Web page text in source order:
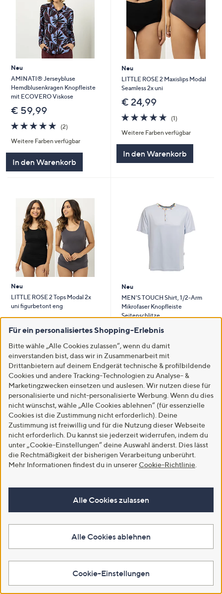
Neu
AMINATI® Jerseybluse
Hemdblusenkragen Knopfleiste
mit ECOVERO Viskose
€ 59,99
5.0
von
5
(2)
Weitere Farben verfügbar
In den Warenkorb
Neu
LITTLE ROSE 2 Maxislips Modal
Seamless 2x uni
€ 24,99
5.0
von
5
(1)
Weitere Farben verfügbar
In den Warenkorb
Neu
LITTLE ROSE 2 Tops Modal 2x
uni figurbetont eng
€ 37,99
5.0
von
2
Bewertungen
Weitere Farben verfügbar
In den Warenkorb
Neu
MEN'S TOUCH Shirt, 1/2-Arm
Mikrofaser Knopfleiste
Seitenschlitze
€ 19,99
5.0
5
Weitere Farben verfügbar
In den Warenkorb
Mikrofaser offene Front uni
vonBewertungen
Weitere Farben verfügbar
Longcardigan V-Ausschnitt
Leistentaschen leger weit
€ 99,99
4.84
Weitere Farben verfügbar
Für ein personalisiertes Shopping-Erlebnis
Bitte wähle „Alle Cookies zulassen“, wenn du damit
einverstanden bist, dass wir in Zusammenarbeit mit
Drittanbietern auf deinem Endgerät technische & profilbildende
Cookies und andere Tracking-Technologien zu Analyse- &
Marketingzwecken einsetzen und auslesen. Wir nutzen diese für
personalisierte und nicht-personalisierte Werbung. Wenn du dies
nicht wünschst, wähle „Alle Cookies ablehnen“ (für essenzielle
Cookies ist die Zustimmung nicht erforderlich). Deine
Zustimmung ist freiwillig und für die Nutzung dieser Webseite
nicht erforderlich. Du kannst sie jederzeit widerrufen, indem du
unter „Cookie-Einstellungen“ deine Auswahl änderst. Dies lässt
die Rechtmäßigkeit der bisherigen Verarbeitung unberührt.
Mehr Informationen findest du in unserer Cookie-Richtlinie
Alle Cookies zulassen
Alle Cookies ablehnen
Cookie-Einstellungen